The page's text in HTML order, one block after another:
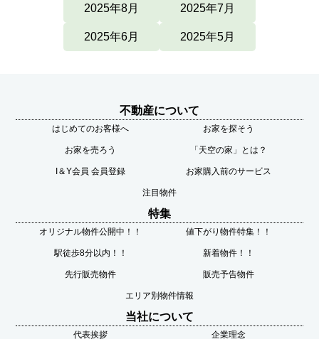
2025年8月 2025年7月
2025年6月 2025年5月
不動産について
はじめてのお客様へ お家を探そう
お家を売ろう 「天空の家」とは？
I＆Y会員 会員登録 お家購入前のサービス
注目物件
特集
オリジナル物件公開中！！ 値下がり物件特集！！
駅徒歩8分以内！！ 新着物件！！
先行販売物件 販売予告物件
エリア別物件情報
当社について
代表挨拶 企業理念